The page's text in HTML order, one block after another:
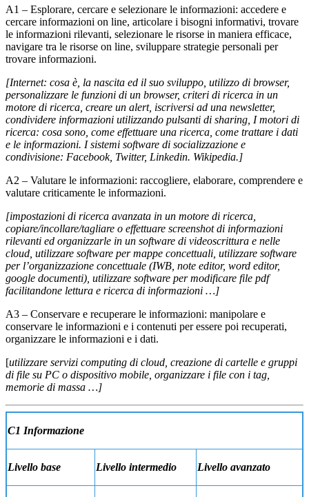
A1 – Esplorare, cercare e selezionare le informazioni: accedere e
cercare informazioni on line, articolare i bisogni informativi, trovare
le informazioni rilevanti, selezionare le risorse in maniera efficace,
navigare tra le risorse on line, sviluppare strategie personali per
trovare informazioni.
[Internet: cosa è, la nascita ed il suo sviluppo utilizzo di browser,
personalizzare le funzioni di un browser, criteri di ricerca in un
motore di ricerca, creare un alert, iscriversi ad una newsletter,
condividere informazioni utilizzando pulsanti di sharing, I motori di
ricerca: cosa sono, come effettuare una ricerca, come trattare i dati
e le informazioni. I sistemi software di socializzazione e
condivisione: Facebook, Twitter, Linkedin. Wikipedia.]
A2 – Valutare le informazioni: raccogliere, elaborare, comprendere e
valutare criticamente le informazioni.
[impostazioni di ricerca avanzata in un motore di ricerca,
copiare/incollare/tagliare o effettuare screenshot di informazioni
rilevanti ed organizzarle in un software di videoscrittura e nelle
cloud, utilizzare software per mappe concettuali, utilizzare software
per l’organizzazione concettuale (IWB, note editor, word editor,
google documenti), utilizzare software per modificare file pdf
facilitandone lettura e ricerca di informazioni …]
A3 – Conservare e recuperare le informazioni: manipolare e
conservare le informazioni e i contenuti per essere poi recuperati,
organizzare le informazioni e i dati.
[utilizzare servizi computing di cloud, creazione di cartelle e gruppi
di file su PC o dispositivo mobile, organizzare i file con i tag,
memorie di massa …]
C1 Informazione
Livello base Livello intermedio Livello avanzato